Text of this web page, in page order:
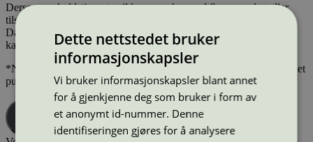
Dersom renholdstjenesten ikke er merket med Svanemerket eller
tilsvarende merkeordning innen 12 måneder, vil det gis dagbøter.
Dagbot utgjør 1 % av årlig kontraktsverdien, og påløper pr.
kalenderdag inntil kravet er oppfylt. *
*NB! Tekst om dagbot kan slettes dersom dette er ivaretatt i et annet
punkt i kontrakten.
Kopiér tekst
Dette nettstedet bruker
informasjonskapsler
Vi bruker informasjonskapsler blant annet
for å gjenkjenne deg som bruker i form av
et anonymt id-nummer. Denne
identifiseringen gjøres for å analysere